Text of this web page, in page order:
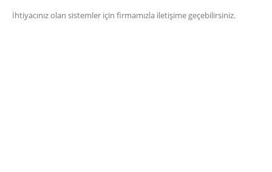
İhtiyacınız olan sistemler için firmamızla iletişime geçebilirsiniz.